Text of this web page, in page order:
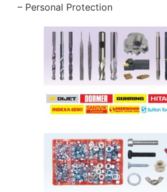
– Personal Protection